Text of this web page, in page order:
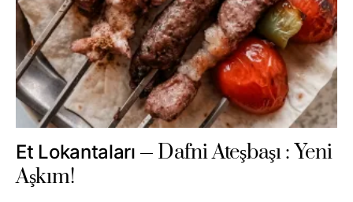
Et Lokantaları
Dafni Ateşbaşı : Yeni
Aşkım!